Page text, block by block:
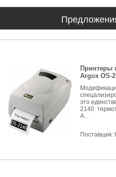
Принтеры
Argox OS-
это
2140.
A...
Поставщик: